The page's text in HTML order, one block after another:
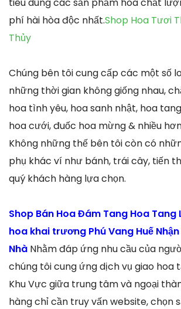
phí hài hòa độc nhất.Shop Hoa Tươi
Thủy
Chúng bên tôi cung cấp các một số
những thời gian không giống nhau,
hoa tình yêu, hoa sanh nhật, hoa
hoa cưới, đuốc hoa mừng & nhiều
Không những thế bên tôi còn có
phụ khác ví như bánh, trái cây, tiến
quý khách hàng lựa chọn.
Shop Bán Hoa Đám Tang Hoa Tang
hoa khai trương Phú Vang Huế
Nhà Nhằm đáp ứng nhu cầu của
chúng tôi cung ứng dịch vụ giao hoa
Khu Vực giữa trung tâm và ngoại
hàng chỉ cần truy vấn website, chọn